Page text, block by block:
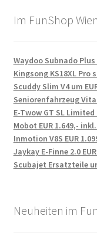
Im FunShop
Waydoo Subnado Plus
Kingsong KS18XL Pro
Scuddy Slim V4 um
Seniorenfahrzeug Vita
E-Twow GT SL Limited
Mobot EUR 1.649,-
Inmotion V8S EUR
Jaykay E-Finne 2.0
Scubajet Ersatzteile
Neuheiten im